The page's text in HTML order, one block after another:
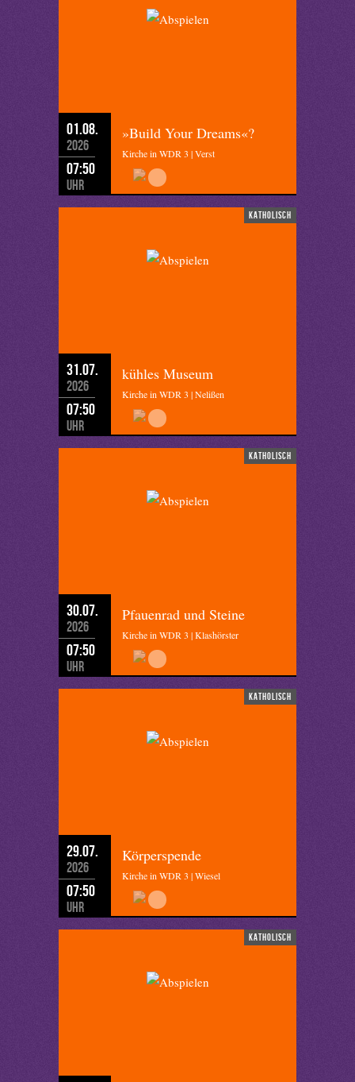
01.08.
2026
07:50
Uhr
»Build Your Dreams«?
Kirche in WDR 3 | Verst
katholisch
31.07.
2026
07:50
Uhr
kühles Museum
Kirche in WDR 3 | Nelißen
katholisch
30.07.
2026
07:50
Uhr
Pfauenrad und Steine
Kirche in WDR 3 | Klashörster
katholisch
29.07.
2026
07:50
Uhr
Körperspende
Kirche in WDR 3 | Wiesel
katholisch